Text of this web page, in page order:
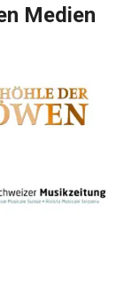
Medien